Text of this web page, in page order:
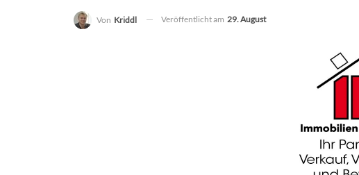
Von Kriddl Veröffentlicht am 29. August